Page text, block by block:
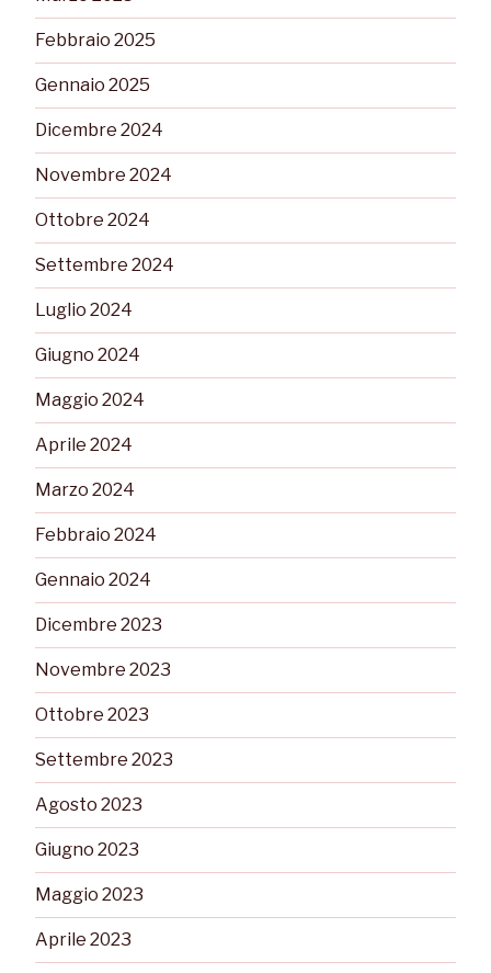
Febbraio 2025
Gennaio 2025
Dicembre 2024
Novembre 2024
Ottobre 2024
Settembre 2024
Luglio 2024
Giugno 2024
Maggio 2024
Aprile 2024
Marzo 2024
Febbraio 2024
Gennaio 2024
Dicembre 2023
Novembre 2023
Ottobre 2023
Settembre 2023
Agosto 2023
Giugno 2023
Maggio 2023
Aprile 2023